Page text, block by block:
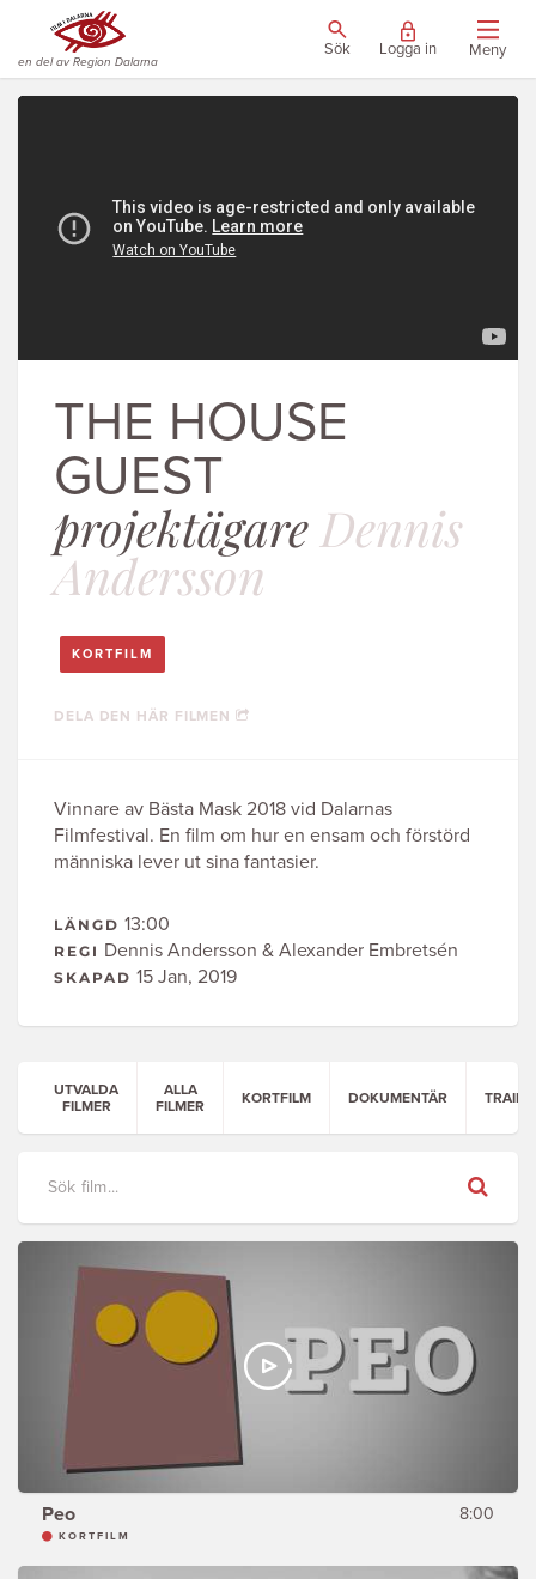
en del av Region Dalarna
Sök Logga in Meny
THE HOUSE
GUEST
projektägare Dennis
Andersson
KORTFILM
DELA DEN HÄR FILMEN
Vinnare av Bästa Mask 2018 vid Dalarnas
Filmfestival. En film om hur en ensam och förstörd
människa lever ut sina fantasier.
LÄNGD 13:00
REGI Dennis Andersson & Alexander Embretsén
SKAPAD 15 Jan, 2019
UTVALDA
FILMER
ALLA
FILMER
KORTFILM DOKUMENTÄR
Sök
Peo 8:00
KORTFILM